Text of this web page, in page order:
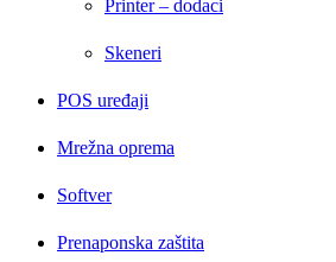
Printer – dodaci
Skeneri
POS uređaji
Mrežna oprema
Softver
Prenaponska zaštita